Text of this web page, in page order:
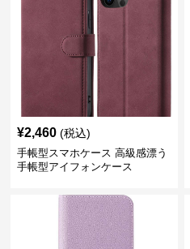
¥2,460 (税込)
手帳型スマホケース 高級感漂う
手帳型アイフォンケース